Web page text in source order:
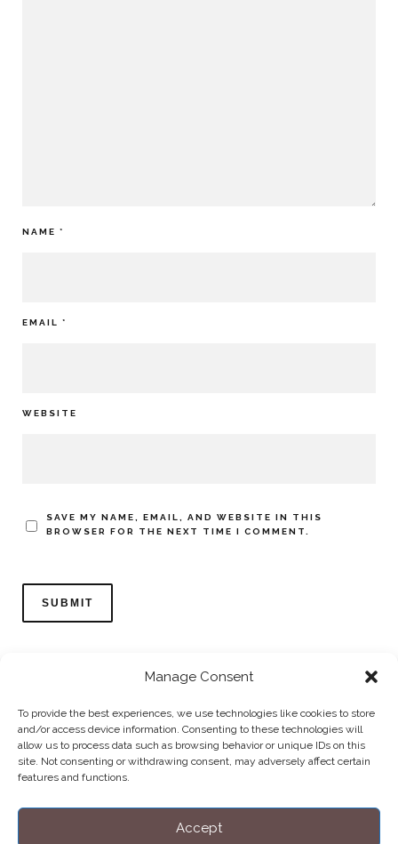
Manage Consent
To provide the best experiences, we use technologies like cookies to store
and/or access device information. Consenting to these technologies will
allow us to process data such as browsing behavior or unique IDs on this
site. Not consenting or withdrawing consent, may adversely affect certain
features and functions.
Accept
NAME *
EMAIL *
WEBSITE
SAVE MY NAME, EMAIL, AND WEBSITE IN THIS
BROWSER FOR THE NEXT TIME I COMMENT.
Home
Datenschutzerklärung
Impressum
Cookie Policy (EU)